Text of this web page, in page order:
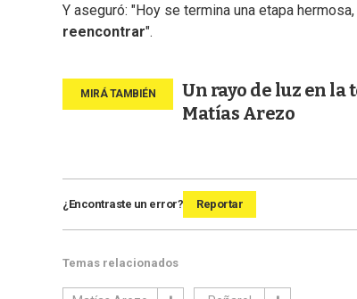
Y aseguró: "Hoy se termina una etapa
reencontrar".
Un rayo de luz en la
Matías Arezo
¿Encontraste un error? Reportar
Temas relacionados